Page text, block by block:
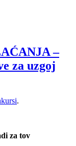
–
za uzgoj
.
za tov